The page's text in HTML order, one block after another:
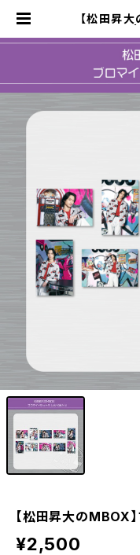
【松田昇
【松田昇大のMBOX
¥2,500